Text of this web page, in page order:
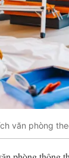
văn phòng